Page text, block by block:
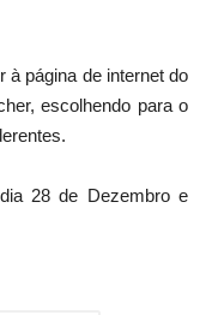
à página de internet do
escolhendo para o
28 de Dezembro e